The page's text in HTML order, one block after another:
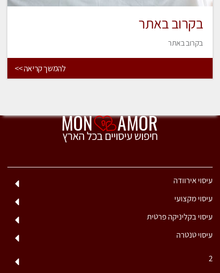
בקרוב באתר
בקרוב באתר
להמשך קריאה >>
עיסוי אירוודה
עיסוי מקצועי
עיסוי בקליניקה פרטית
עיסוי טנטרה
2